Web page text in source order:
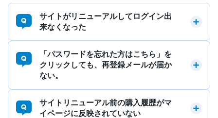
サイトがリニューアルしてログイン出
来なくなった
「パスワードを忘れた方はこちら」を
クリックしても、再登録メールが届か
ない。
サイトリニューアル前の購入履歴がマ
イページに反映されていない